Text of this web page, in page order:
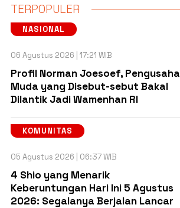
TERPOPULER
NASIONAL
06 Agustus 2026 | 17:21 WIB
Profil Norman Joesoef, Pengusaha
Muda yang Disebut-sebut Bakal
Dilantik Jadi Wamenhan RI
KOMUNITAS
05 Agustus 2026 | 06:37 WIB
4 Shio yang Menarik
Keberuntungan Hari Ini 5 Agustus
2026: Segalanya Berjalan Lancar